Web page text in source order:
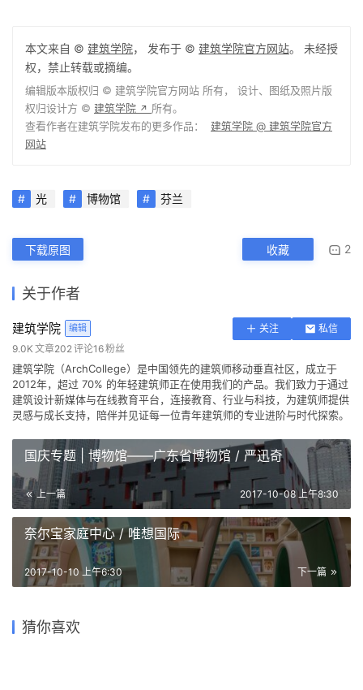
本文来自 © 建筑学院， 发布于 © 建筑学院官方网站。 未经授
权，禁止转载或摘编。
编辑版本版权归 © 建筑学院官方网站 所有， 设计、图纸及照片版
权归设计方 © 建筑学院 ↗ 所有。
查看作者在建筑学院发布的更多作品： 建筑学院 @ 建筑学院官方
网站
光 博物馆 芬兰
下载原图 收藏 2
关于作者
建筑学院 编辑 关注
私信
9.0K 文章202评论16粉丝
建筑学院（ArchCollege）是中国领先的建筑师移动垂直社区，成立于
2012年，超过 70% 的年轻建筑师正在使用我们的产品。我们致力于通过
建筑设计新媒体与在线教育平台，连接教育、行业与科技，为建筑师提供
灵感与成长支持，陪伴并见证每一位青年建筑师的专业进阶与时代探索。
国庆专题 | 博物馆——广东省博物馆 / 严迅奇
上一篇 2017-10-08 上午8:30
奈尔宝家庭中心 / 唯想国际
下一篇
2017-10-10 上午6:30
猜你喜欢
艇博物馆设计竞赛
圣罗兰马拉喀什博物馆 /
全东北最大的清水混凝土巨构
地下建筑：砼殿 / Wutopia